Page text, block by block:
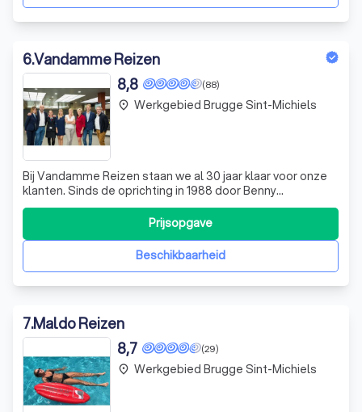
6.Vandamme Reizen
(88)
8,8
Bij Vandamme Reizen staan we al 30 jaar klaar voor onze
klanten. Sinds de oprichting in 1988 door Benny
Vandamme in Veldegem, hebben we ons altijd gericht op
het creëren van onvergetelijke reiservaringen. Klanten zijn
voor ons geen nummers; we bieden persoonlijke
begeleiding en advies op maat. Ons e
Beschikbaarheid
Prijsopgave
place Werkgebied Brugge Sint-Michiels
7.Maldo Reizen
(29)
8,7
place Werkgebied Brugge Sint-Michiels